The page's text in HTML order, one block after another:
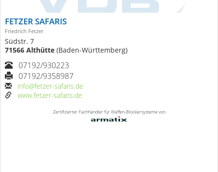
FETZER SAFARIS
Friedrich Fetzer
Südstr. 7
71566 Althütte (Baden-Württemberg)
07192/930223
07192/9358987
info@fetzer-safaris.de
www.fetzer-safaris.de
Zertifizierter Fachhändler für Waffen-Blockiersysteme von